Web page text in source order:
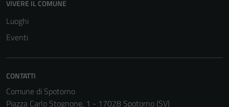
VIVERE IL COMUNE
Luoghi
Eventi
CONTATTI
Comune di Spotorno
Piazza Carlo Stognone, 1 - 17028 Spotorno (SV)
Questi cookie